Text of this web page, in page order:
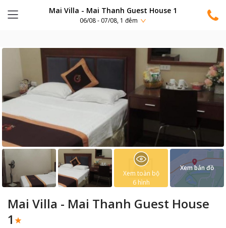
Mai Villa - Mai Thanh Guest House 1
06/08 - 07/08, 1 đêm
Mai Villa - Mai Thanh Guest House
1
Xem toàn bộ
6 hình
Xem bản đồ